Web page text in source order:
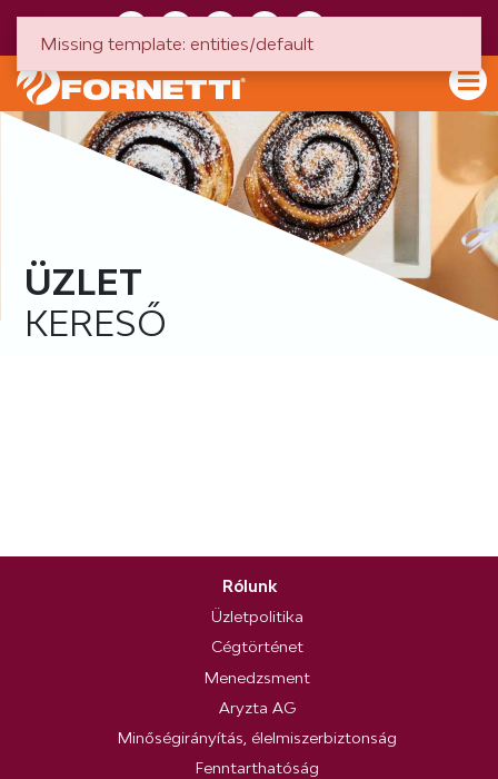
ÜZLET
KERESŐ
Rólunk
Üzletpolitika
Cégtörténet
Menedzsment
Aryzta AG
Minőségirányítás, élelmiszerbiztonság
Fenntarthatóság
Missing template: entities/default